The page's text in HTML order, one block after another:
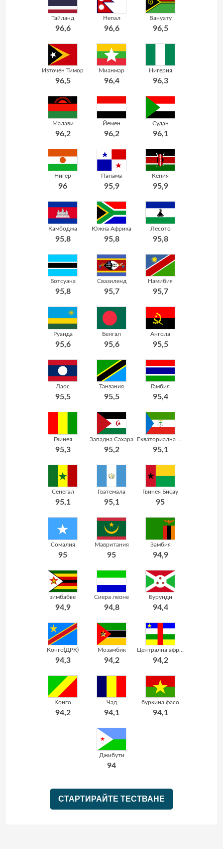
Тайланд
96,6
Непал
96,6
Вануату
96,5
Източен Тимор
96,5
Мианмар
96,4
Нигерия
96,3
Малави
96,2
Йемен
96,2
Судан
96,1
Нигер
96
Панама
95,9
Кения
95,9
Камбоджа
95,8
Южна Африка
95,8
Лесото
95,8
Ботсуана
95,8
Свазиленд
95,7
Намибия
95,7
Руанда
95,6
Бенгал
95,6
Ангола
95,5
Лаос
95,5
Танзания
95,5
Гамбия
95,4
Гвинея
95,3
Западна Сахара
95,2 95,1
Сенегал
95,1
Гватемала
95,1
Гвинея Бисау
95
Сомалия
95
Мавритания
95
Замбия
94,9
зимбабве
94,9
Сиера леоне
94,8
Бурунди
94,4
Конго(ДРК)
94,3
Мозамбик
94,2 94,2
Конго
94,2
Чад
94,1
буркина фасо
94,1
Джибути
94
СТАРТИРАЙТЕ ТЕСТВАНЕ